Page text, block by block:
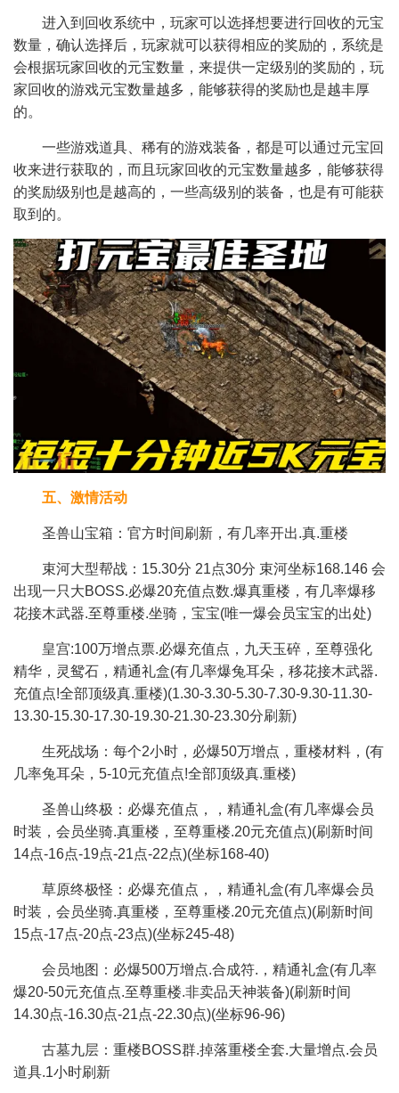
进入到回收系统中，玩家可以选择想要进行回收的元宝
数量，确认选择后，玩家就可以获得相应的奖励的，系统是
会根据玩家回收的元宝数量，来提供一定级别的奖励的，玩
家回收的游戏元宝数量越多，能够获得的奖励也是越丰厚
的。
一些游戏道具、稀有的游戏装备，都是可以通过元宝回
收来进行获取的，而且玩家回收的元宝数量越多，能够获得
的奖励级别也是越高的，一些高级别的装备，也是有可能获
取到的。
五、激情活动
圣兽山宝箱：官方时间刷新，有几率开出.真.重楼
束河大型帮战：15.30分 21点30分 束河坐标168.146 会
出现一只大BOSS.必爆20充值点数.爆真重楼，有几率爆移
花接木武器.至尊重楼.坐骑，宝宝(唯一爆会员宝宝的出处)
皇宫:100万增点票.必爆充值点，九天玉碎，至尊强化
精华，灵鸳石，精通礼盒(有几率爆兔耳朵，移花接木武器.
充值点!全部顶级真.重楼)(1.30-3.30-5.30-7.30-9.30-11.30-
13.30-15.30-17.30-19.30-21.30-23.30分刷新)
生死战场：每个2小时，必爆50万增点，重楼材料，(有
几率兔耳朵，5-10元充值点!全部顶级真.重楼)
圣兽山终极：必爆充值点，，精通礼盒(有几率爆会员
时装，会员坐骑.真重楼，至尊重楼.20元充值点)(刷新时间
14点-16点-19点-21点-22点)(坐标168-40)
草原终极怪：必爆充值点，，精通礼盒(有几率爆会员
时装，会员坐骑.真重楼，至尊重楼.20元充值点)(刷新时间
15点-17点-20点-23点)(坐标245-48)
会员地图：必爆500万增点.合成符.，精通礼盒(有几率
爆20-50元充值点.至尊重楼.非卖品天神装备)(刷新时间
14.30点-16.30点-21点-22.30点)(坐标96-96)
古墓九层：重楼BOSS群.掉落重楼全套.大量增点.会员
道具.1小时刷新